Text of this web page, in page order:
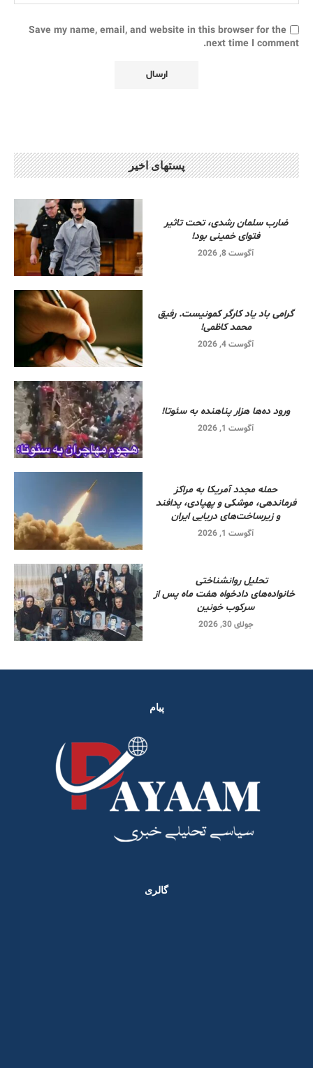
Save my name, email, and website in this browser for the
next time I comment.
پستهای اخیر
ضارب سلمان رشدی، تحت تاثیر
فتوای خمینی بود!
آگوست 8, 2026
گرامی باد یاد کارگر کمونیست. رفیق
محمد کاظمی!
آگوست 4, 2026
ورود ده‌ها هزار پناهنده به سئوتا!
آگوست 1, 2026
حمله مجدد آمریکا به مراکز
فرماندهی، موشکی و پهپادی، پدافند
و زیرساخت‌های دریایی ایران
آگوست 1, 2026
تحلیل روانشناختی
خانواده‌های دادخواه هفت ماه پس از
سرکوب خونین
جولای 30, 2026
پیام
گالری